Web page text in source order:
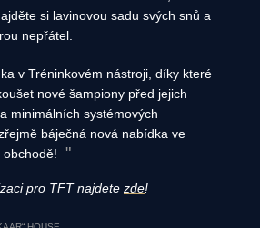
si lavinovou sadu svých snů a
nepřátel.
v Tréninkovém nástroji, díky které
nové šampiony před jejich
minimálních systémových
báječná nová nabídka ve
obchodě!
pro TFT najdete zde!